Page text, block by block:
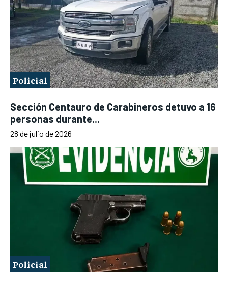
Policial
Sección Centauro de Carabineros detuvo a 16
personas durante...
28 de julio de 2026
Policial